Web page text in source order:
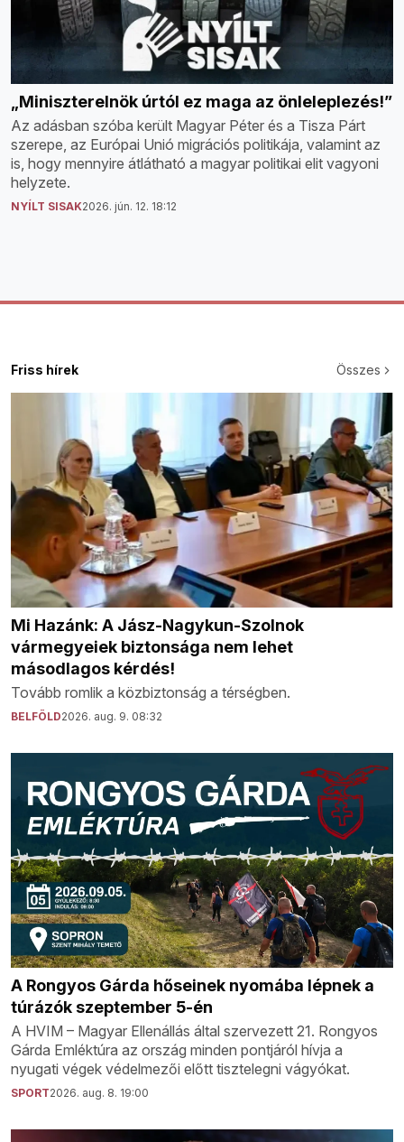
„Miniszterelnök úrtól ez maga az önleleplezés!”
Az adásban szóba került Magyar Péter és a Tisza Párt
szerepe, az Európai Unió migrációs politikája, valamint az
is, hogy mennyire átlátható a magyar politikai elit vagyoni
helyzete.
NYÍLT SISAK2026. jún. 12. 18:12
Friss hírek Összes
Mi Hazánk: A Jász-Nagykun-Szolnok
vármegyeiek biztonsága nem lehet
másodlagos kérdés!
Tovább romlik a közbiztonság a térségben.
BELFÖLD2026. aug. 9. 08:32
A Rongyos Gárda hőseinek nyomába lépnek a
túrázók szeptember 5-én
A HVIM – Magyar Ellenállás által szervezett 21. Rongyos
Gárda Emléktúra az ország minden pontjáról hívja a
nyugati végek védelmezői előtt tisztelegni vágyókat.
SPORT2026. aug. 8. 19:00